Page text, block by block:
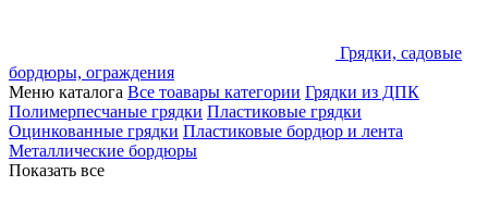
Грядки, садовые
бордюры, ограждения
Меню каталога Все тоавары категории Грядки из ДПК
Полимерпесчаные грядки Пластиковые грядки
Оцинкованные грядки Пластиковые бордюр и лента
Металлические бордюры
Показать все